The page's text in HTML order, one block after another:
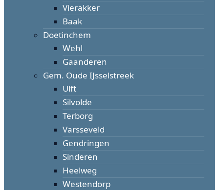
Vierakker
Baak
Doetinchem
Wehl
Gaanderen
Gem. Oude IJsselstreek
Ulft
Silvolde
Terborg
Varsseveld
Gendringen
Sinderen
Heelweg
Westendorp